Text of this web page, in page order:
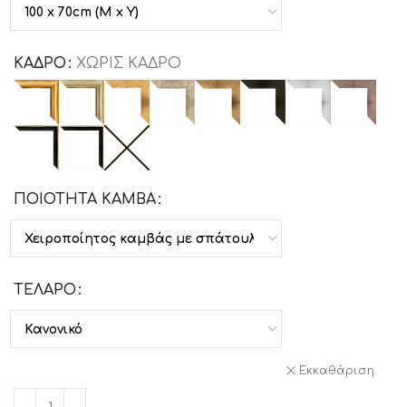
ΚΑΔΡΟ ΧΩΡΙΣ ΚΑΔΡΟ
ΠΟΙΟΤΗΤΑ ΚΑΜΒΑ
ΤΕΛΑΡΟ
Εκκαθάριση